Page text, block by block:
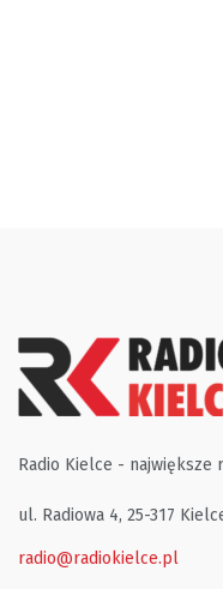
Radio Kielce - największe
ul. Radiowa 4, 25-317
radio@radiokielce.pl